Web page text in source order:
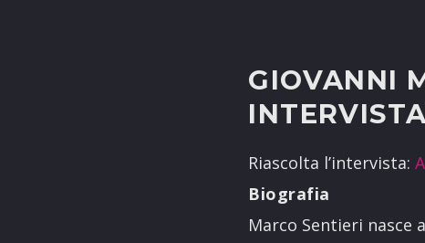
GIOVANNI
Riascolta l’intervista:
Biografia
Marco Sentieri nasce